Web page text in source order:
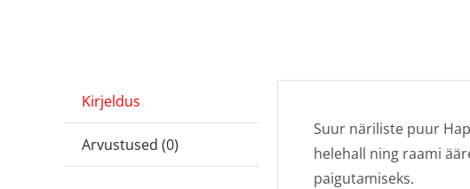
Kirjeldus
Arvustused (0)
Suur näriliste puur
helehall ning raami
paigutamiseks.